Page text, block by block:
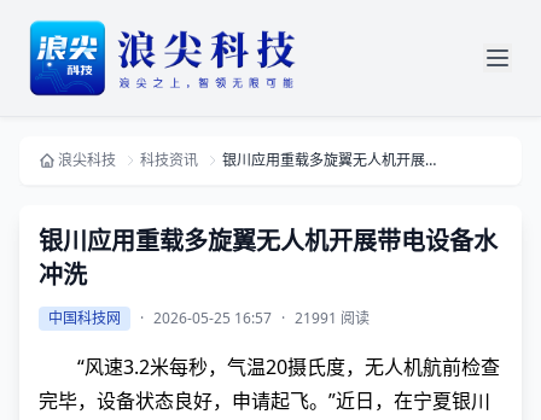
浪尖科技 科技资讯 银川应用重载多旋翼无人机开展带电设备水冲洗
银川应用重载多旋翼无人机开展带电设备水
冲洗
中国科技网 · 2026-05-25 16:57 · 21991 阅读
“风速3.2米每秒，气温20摄氏度，无人机航前检查
完毕，设备状态良好，申请起飞。”近日，在宁夏银川